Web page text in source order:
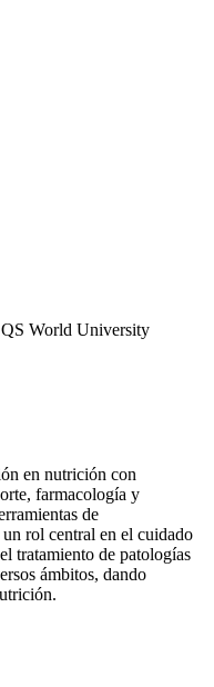
en nutrición con
farmacología y
de
rol central en el cuidado
tratamiento de patologías
ámbitos, dando